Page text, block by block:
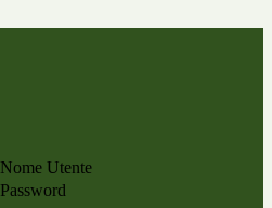
Nome Utente
Password